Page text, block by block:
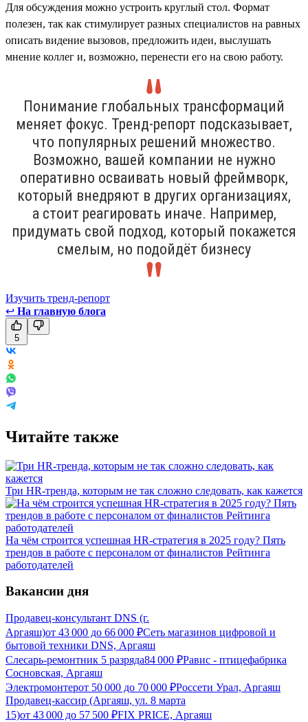
Для обсуждения можно устроить круглый стол. Формат
полезен, так как стимулирует разных специалистов на равных
описать видение вызовов, предложить идеи, выслушать
мнение коллег и, возможно, перенести его на свою работу.
Понимание глобальных трансформаций
меняет фокус. Тренд-репорт подсказывает,
что популярных решений множество.
Возможно, вашей компании не нужно
оперативно осваивать новый фреймворк,
который внедряют в других организациях,
а стоит реагировать иначе. Например,
придумать свой подход, который покажется
смелым, но подойдёт бизнесу
Изучить тренд-репорт
↩ На главную блога
5
Читайте также
Три HR-тренда, которым не так сложно следовать, как кажется
На чём строится успешная HR-стратегия в 2025 году? Пять
трендов в работе с персоналом от финалистов Рейтинга
работодателей
Вакансии дня
Продавец-консультант DNS (г.
Аргаяш)от 43 000 до 66 000 ₽Сеть магазинов цифровой и
бытовой техники DNS, Аргаяш
Слесарь-ремонтник 5 разряда84 000 ₽Равис - птицефабрика
Сосновская, Аргаяш
Электромонтерот 50 000 до 70 000 ₽Россети Урал, Аргаяш
Продавец-кассир (Аргаяш, ул. 8 марта
15)от 43 000 до 57 500 ₽FIX PRICE, Аргаяш